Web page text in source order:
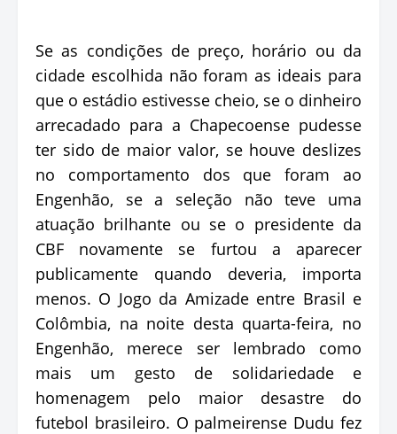
Se as condições de preço, horário ou da
cidade escolhida não foram as ideais para
que o estádio estivesse cheio, se o dinheiro
arrecadado para a Chapecoense pudesse
ter sido de maior valor, se houve deslizes
no comportamento dos que foram ao
Engenhão, se a seleção não teve uma
atuação brilhante ou se o presidente da
CBF novamente se furtou a aparecer
publicamente quando deveria, importa
menos. O Jogo da Amizade entre Brasil e
Colômbia, na noite desta quarta-feira, no
Engenhão, merece ser lembrado como
mais um gesto de solidariedade e
homenagem pelo maior desastre do
futebol brasileiro. O palmeirense Dudu fez